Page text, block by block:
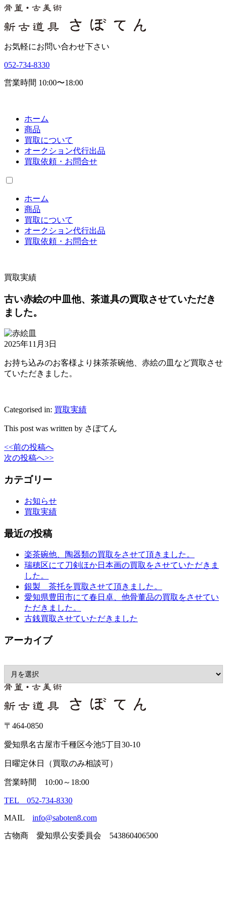
お気軽にお問い合わせ下さい
052-734-8330
営業時間 10:00〜18:00
ホーム
商品
買取について
オークション代行出品
買取依頼・お問合せ
ホーム
商品
買取について
オークション代行出品
買取依頼・お問合せ
買取実績
古い赤絵の中皿他、茶道具の買取させていただき
ました。
2025年11月3日
お持ち込みのお客様より抹茶茶碗他、赤絵の皿など買取させ
ていただきました。
Categorised in: 買取実績
This post was written by さぼてん
<<前の投稿へ
次の投稿へ>>
カテゴリー
お知らせ
買取実績
最近の投稿
楽茶碗他、陶器類の買取をさせて頂きました。
瑞穂区にて刀剣ほか日本画の買取をさせていただきま
した。
銀製 茶托を買取させて頂きました。
愛知県豊田市にて春日卓、他骨董品の買取をさせてい
ただきました。
古銭買取させていただきました
アーカイブ
〒464-0850
愛知県名古屋市千種区今池5丁目30-10
日曜定休日（買取のみ相談可）
営業時間 10:00～18:00
TEL 052-734-8330
MAIL info@saboten8.com
古物商 愛知県公安委員会 543860406500